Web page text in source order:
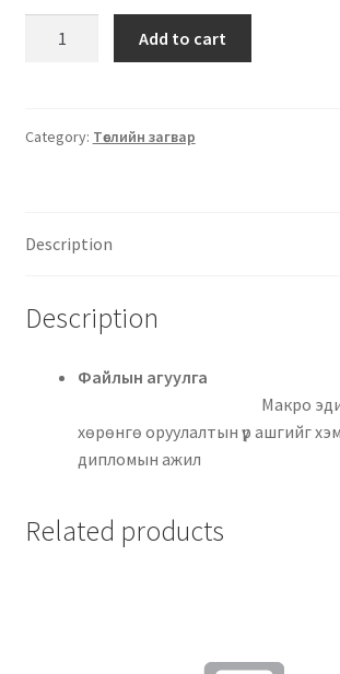
Add to cart
Category: Төслийн загвар
Description
Description
Файлын
Макро
хөрөнгө оруулалтын үр ашгийг
дипломын ажил
Related products